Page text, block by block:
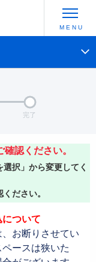
完了
認ください。
択」から変更してく
ださい。
について
お断りさせてい
ースは狭いた